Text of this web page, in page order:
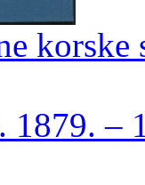
korske
1879. –